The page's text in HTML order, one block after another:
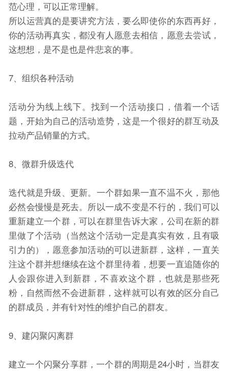
范心理，可以正常理解。
所以运营真的是要讲究方法，要么即使你的东西再好，
你的活动再真实，都没有人愿意去相信，愿意去尝试，
这想想，是不是也是件悲哀的事。
7、组织各种活动
活动分为线上线下。找到一个活动接口，借着一个话
题，开始为自己的活动造势，这是一个很好的群互动及
拉动产品销量的方式。
8、微群升级迭代
迭代就是升级、更新。一个群如果一直不温不火，那他
必然会慢慢是死去。所以一成不变是不行的，我们可以
重新建立一个群，可以在群里告诉大家，公司在新的群
里做了个活动（当然这个活动一定是真实有效，且有吸
引力的），愿意参加活动的可以进新群，这样，一直关
注这个群并想继续在这个群里待着，想要一直追随你的
人会跟你进入到新群，不喜欢这个群，也就是那些死
粉，自然而然不会进新群，这样就可以有效的区分自己
的群成员，并有针对性的维护自己的群友。
9、建闪聚闪离群
建立一个闪聚分享群，一个群的周期是24小时，当群友